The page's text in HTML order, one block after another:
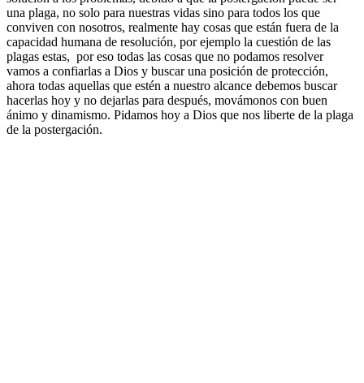
una plaga, no solo para nuestras vidas sino para todos los que
conviven con nosotros, realmente hay cosas que están fuera de la
capacidad humana de resolución, por ejemplo la cuestión de las
plagas estas, por eso todas las cosas que no podamos resolver
vamos a confiarlas a Dios y buscar una posición de protección,
ahora todas aquellas que estén a nuestro alcance debemos buscar
hacerlas hoy y no dejarlas para después, movámonos con buen
ánimo y dinamismo. Pidamos hoy a Dios que nos liberte de la plaga
de la postergación.